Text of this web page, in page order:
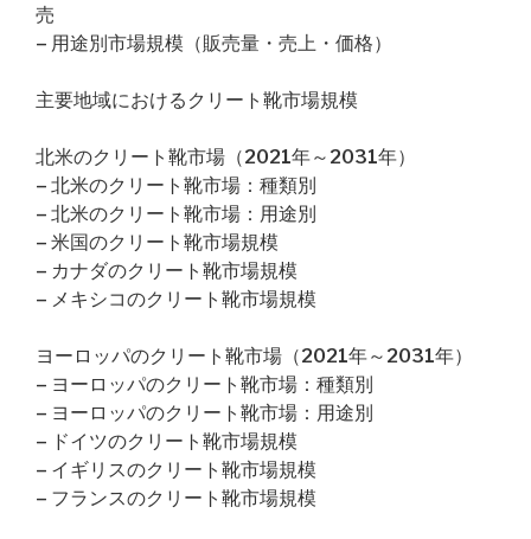
売
– 用途別市場規模（販売量・売上・価格）
主要地域におけるクリート靴市場規模
北米のクリート靴市場（2021年～2031年）
– 北米のクリート靴市場：種類別
– 北米のクリート靴市場：用途別
– 米国のクリート靴市場規模
– カナダのクリート靴市場規模
– メキシコのクリート靴市場規模
ヨーロッパのクリート靴市場（2021年～2031年）
– ヨーロッパのクリート靴市場：種類別
– ヨーロッパのクリート靴市場：用途別
– ドイツのクリート靴市場規模
– イギリスのクリート靴市場規模
– フランスのクリート靴市場規模